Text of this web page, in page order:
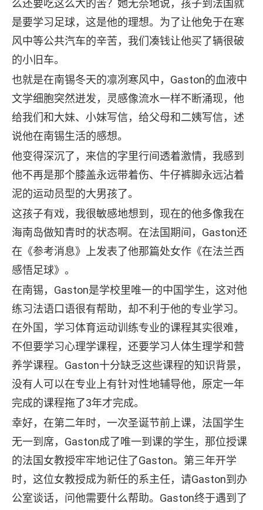
么还要吃这么大的苦？她无奈地说，孩子到法国就
是要学习足球，这是他的理想。为了让他免于在寒
风中等公共汽车的辛苦，我们凑钱让他买了辆很破
的小旧车。
也就是在南锡冬天的凛冽寒风中，Gaston的血液中
文学细胞突然迸发，灵感像流水一样不断涌现，他
给我们和大妹、小妹写信，给父母和二姨写信，述
说他在南锡生活的感想。
他变得深沉了，来信的字里行间透着激情，我感到
他不再是那个膝盖永远带着伤、牛仔裤脚永远沾着
泥的运动员型的大男孩了。
这孩子有戏，我很敏感地想到，现在的他多像我在
海南岛做知青时的状态啊。在法国期间，Gaston还
在《参考消息》上发表了他那篇处女作《在法兰西
感悟足球》。
在南锡，Gaston是学校里唯一的中国学生，这对他
练习法语口语很有帮助，却不利于他的专业学习。
在外国，学习体育运动训练专业的课程其实很难，
不但要学习心理学课程，还要学习人体生理学和营
养学课程。Gaston十分缺乏这些课程的知识背景，
没有人可以在专业上有针对性地辅导他，原定一年
完成的课程拖了3年才完成。
幸好，在第二年时，一次圣诞节前上课，法国学生
无一到席，Gaston成了唯一到课的学生，那位授课
的法国女教授牢牢地记住了Gaston。第三年开学
时，这位女教授成为新任的系主任，请Gaston到办
公室谈话，问他需要什么帮助。Gaston终于遇到了